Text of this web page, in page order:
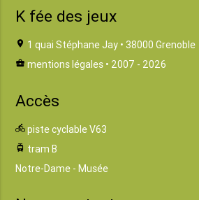
K fée des jeux
location_on 1 quai Stéphane Jay • 38000 Grenoble
business_center mentions légales • 2007 - 2026
Accès
directions_bike piste cyclable V63
tram tram B
Notre-Dame - Musée